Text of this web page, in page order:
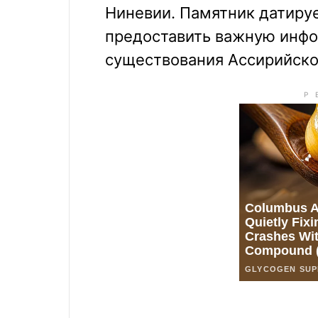
Ниневии. Памятник
предоставить важную
существования